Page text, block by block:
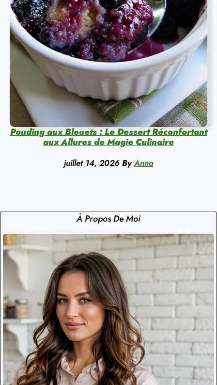
Pouding aux Bleuets : Le Dessert Réconfortant
aux Allures de Magie Culinaire
juillet 14, 2026 By Anna
À Propos De Moi